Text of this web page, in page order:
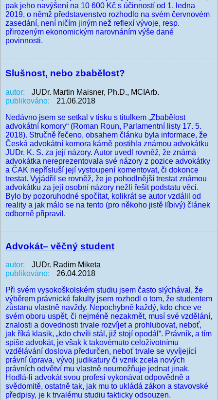
pak jeho navýšení na 10 600 Kč s účinností od 1. ledna
2019, o němž představenstvo rozhodlo na svém červnovém
zasedání, není ničím jiným než reflexí vývoje, resp.
přirozeným ekonomickým narovnáním výše dané
povinnosti.
Slušnost, nebo zbabělost?
autor:
JUDr. Martin Maisner, Ph.D., MCIArb.
publikováno:
21.06.2018
Nedávno jsem se setkal v tisku s titulkem „Zbabělost
advokátní komory“ (Roman Roun, Parlamentní listy 17. 5.
2018). Stručně řečeno, obsahem článku byla informace, že
Česká advokátní komora kárně postihla známou advokátku
JUDr. K. S. za její názory. Autor uvedl rovněž, že známá
advokátka nereprezentovala své názory z pozice advokátky
a ČAK nepřísluší její vystoupení komentovat, či dokonce
trestat. Vyjádřil se rovněž, že je pohodlnější trestat známou
advokátku za její osobní názory nežli řešit podstatu věci.
Bylo by pozoruhodné spočítat, kolikrát se autor vzdálil od
reality a jak málo se na tento (pro někoho jistě líbivý) článek
odborně připravil.
Advokát– věčný student
autor:
JUDr. Radim Miketa
publikováno:
26.04.2018
Při svém vysokoškolském studiu jsem často slýchával, že
výběrem právnické fakulty jsem rozhodl o tom, že studentem
zůstanu vlastně navždy. Nepochybně každý, kdo chce ve
svém oboru uspět, či nejméně nezakrnět, musí své vzdělání,
znalosti a dovednosti trvale rozvíjet a prohlubovat, neboť,
jak říká klasik, „kdo chvíli stál, již stojí opodál“. Právník, a tím
spíše advokát, je však k takovémuto celoživotnímu
vzdělávání doslova předurčen, neboť trvale se vyvíjející
právní úprava, vývoj judikatury či vznik zcela nových
právních odvětví mu vlastně neumožňuje jednat jinak.
Hodlá-li advokát svou profesi vykonávat odpovědně a
svědomitě, ostatně tak, jak mu to ukládá zákon a stavovské
předpisy, je k trvalému studiu fakticky odsouzen.